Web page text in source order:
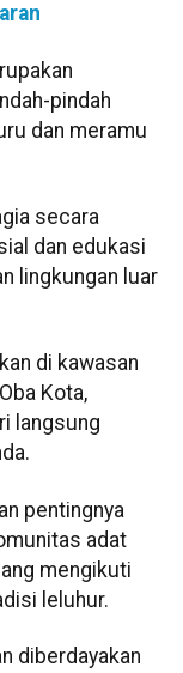
pindah
dan meramu
secara
dan edukasi
lingkungan luar
di kawasan
Kota,
langsung
pentingnya
adat
mengikuti
leluhur.
diberdayakan